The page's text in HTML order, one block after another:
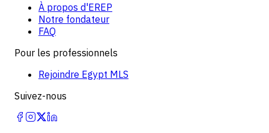
À propos d'EREP
Notre fondateur
FAQ
Pour les professionnels
Rejoindre Egypt MLS
Suivez-nous